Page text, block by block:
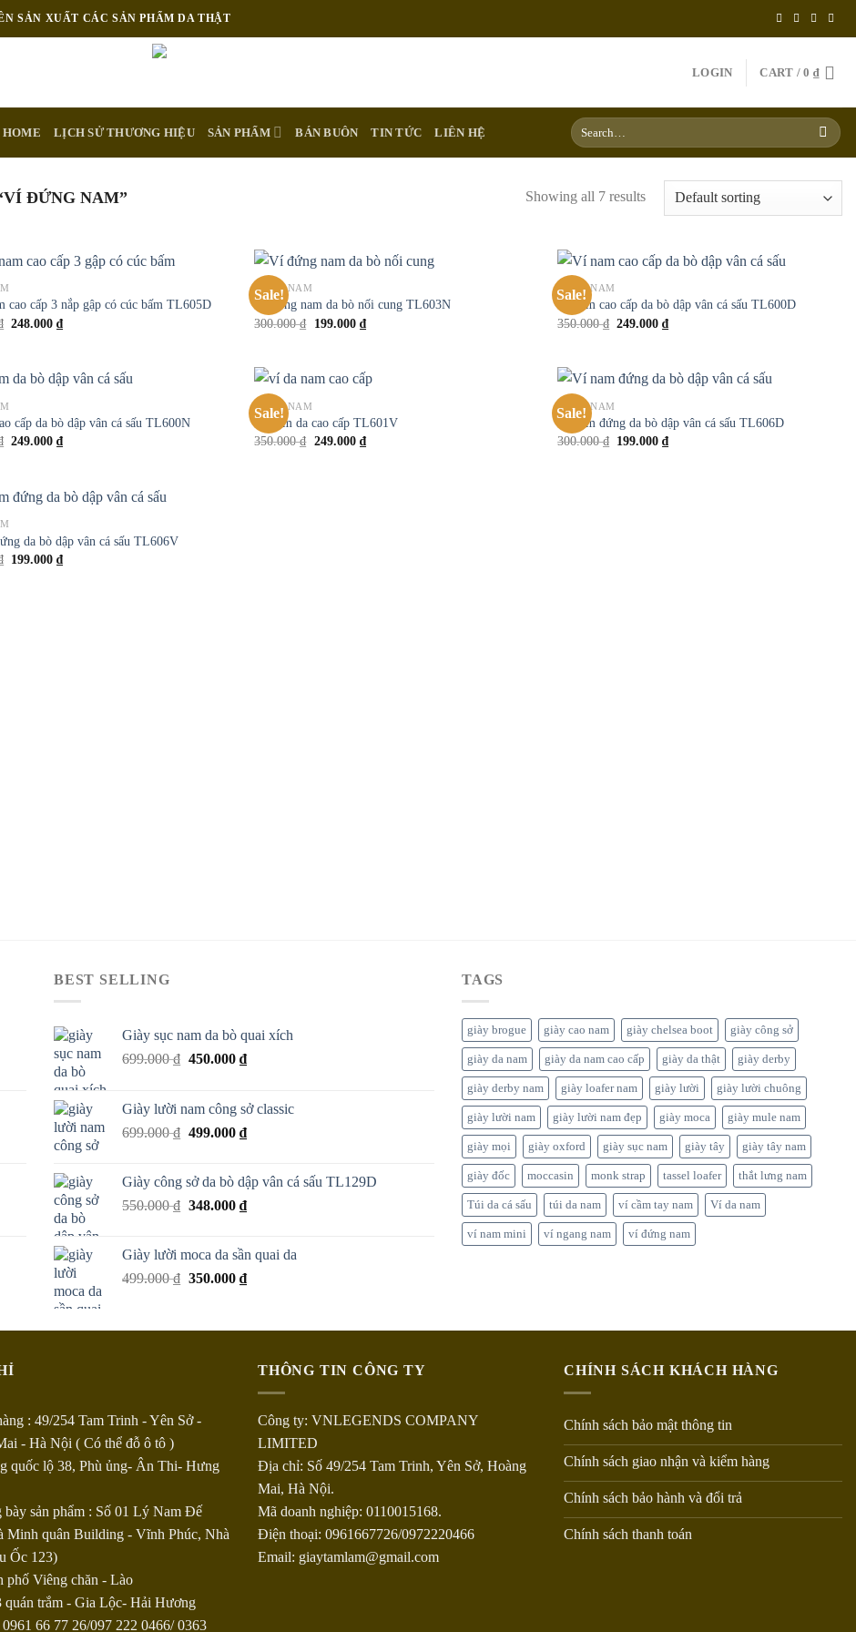
SẢN XUẤT CÁC SẢN PHẨM DA THẬT
LOGIN CART /0 ₫
HOME LỊCH SỬ THƯƠNG HIỆU SẢN PHẨM BÁN BUÔN TIN TỨC LIÊN HỆ
Search
for:
ĐỨNG NAM” Showing all 7 results
Add to
wishlist
cao cấp 3 nắp gập có cúc bấm TL605D
248.000₫
Sale!
VÍ DA NAM
Ví đứng nam da bò nối cung TL603N
300.000₫ 199.000 ₫
Sale!
VÍ DA NAM
Ví nam cao cấp da bò dập vân cá sấu TL600D
350.000₫ 249.000₫
wishlist
cấp da bò dập vân cá sấu TL600N
249.000₫
Sale!
VÍ DA NAM
Ví nam da cao cấp TL601V
350.000₫ 249.000 ₫
Sale!
VÍ DA NAM
Ví nam đứng da bò dập vân cá sấu TL606D
300.000₫ 199.000₫
da bò dập vân cá sấu TL606V
199.000₫
BEST SELLING
Giày sục nam da bò quai xích
699.000₫ 450.000 ₫
Giày lười nam công sở classic
699.000₫ 499.000 ₫
Giày công sở da bò dập vân cá sấu TL129D
550.000₫ 348.000 ₫
Giày lười moca da sần quai da
499.000₫ 350.000 ₫
TAGS
giày brogue giày cao nam giày chelsea boot giày công sở
giày da nam giày da nam cao cấp giày da thật giày derby
giày derby nam giày loafer nam giày lười giày lười chuông
giày lười nam giày lười nam đẹp giày moca giày mule nam
giày mọi giày oxford giày sục nam giày tây giày tây nam
giày đốc moccasin monk strap tassel loafer thắt lưng nam
Túi da cá sấu túi da nam ví cầm tay nam Ví da nam
ví nam mini ví ngang nam ví đứng nam
: 49/254 Tam Trinh - Yên Sở -
- Hà Nội ( Có thể đỗ ô tô )
quốc lộ 38, Phù ủng- Ân Thi- Hưng
bày sản phẩm : Số 01 Lý Nam Đế
Minh quân Building - Vĩnh Phúc, Nhà
Ốc 123)
phố Viêng chăn - Lào
quán trắm - Gia Lộc- Hải Hương
66 77 26/097 222 0466/ 0363
THÔNG TIN CÔNG TY
Công ty: VNLEGENDS COMPANY
LIMITED
Địa chỉ: Số 49/254 Tam Trinh, Yên Sở, Hoàng
Mai, Hà Nội.
Mã doanh nghiệp: 0110015168.
Điện thoại: 0961667726/0972220466
Email: giaytamlam@gmail.com
CHÍNH SÁCH KHÁCH HÀNG
Chính sách bảo mật thông tin
Chính sách giao nhận và kiểm hàng
Chính sách bảo hành và đổi trả
Chính sách thanh toán